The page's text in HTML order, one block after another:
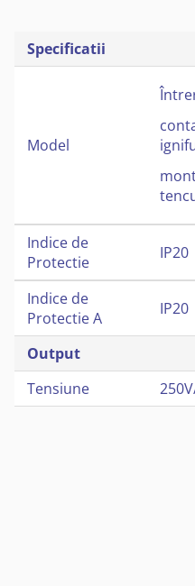
Specificatii
Model
Indice de
Protectie
IP20
Indice de
Protectie A
IP20
Output
Tensiune